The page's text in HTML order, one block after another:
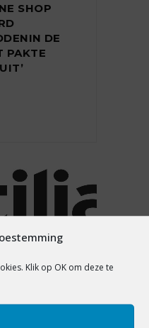
Klik op OK om deze te
SHOP
DE
PAKTE
WEBSHOPS